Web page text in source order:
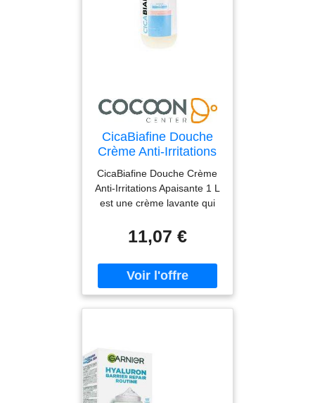
CicaBiafine Douche
Crème Anti-Irritations
Apaisante 1 L -
Flacon-Pompe 1 L
CicaBiafine Douche Crème
Anti-Irritations Apaisante 1 L
est une crème lavante qui
et soulage les sensations
de démangeaisons des
peaux extra-sèches à
tendance atopique
(sensations de
démangeaisons et
11,07 €